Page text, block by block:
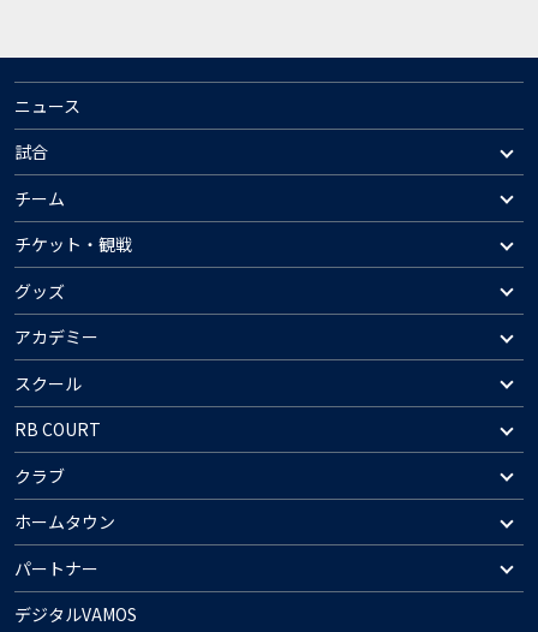
ニュース
試合
チーム
チケット・観戦
グッズ
アカデミー
スクール
RB COURT
クラブ
ホームタウン
パートナー
デジタルVAMOS